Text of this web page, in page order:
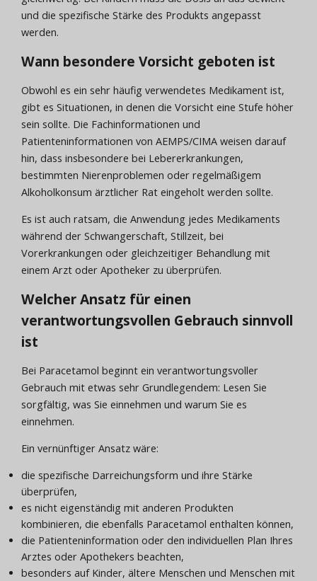
und die spezifische Stärke des Produkts angepasst
werden.
Wann besondere Vorsicht geboten ist
Obwohl es ein sehr häufig verwendetes Medikament ist,
gibt es Situationen, in denen die Vorsicht eine Stufe höher
sein sollte. Die Fachinformationen und
Patienteninformationen von AEMPS/CIMA weisen darauf
hin, dass insbesondere bei Lebererkrankungen,
bestimmten Nierenproblemen oder regelmäßigem
Alkoholkonsum ärztlicher Rat eingeholt werden sollte.
Es ist auch ratsam, die Anwendung jedes Medikaments
während der Schwangerschaft, Stillzeit, bei
Vorerkrankungen oder gleichzeitiger Behandlung mit
einem Arzt oder Apotheker zu überprüfen.
Welcher Ansatz für einen
verantwortungsvollen Gebrauch sinnvoll
ist
Bei Paracetamol beginnt ein verantwortungsvoller
Gebrauch mit etwas sehr Grundlegendem: Lesen Sie
sorgfältig, was Sie einnehmen und warum Sie es
einnehmen.
Ein vernünftiger Ansatz wäre:
die spezifische Darreichungsform und ihre Stärke
überprüfen,
es nicht eigenständig mit anderen Produkten
kombinieren, die ebenfalls Paracetamol enthalten können,
die Patienteninformation oder den individuellen Plan Ihres
Arztes oder Apothekers beachten,
besonders auf Kinder, ältere Menschen und Menschen mit